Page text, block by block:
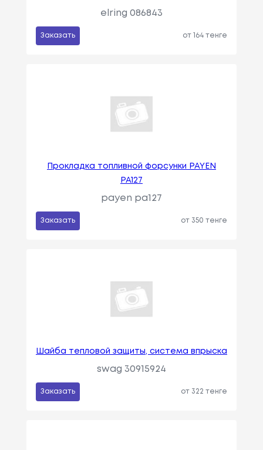
elring 086843
Заказать от 164 тенге
Прокладка топливной форсунки PAYEN
PA127
payen pa127
Заказать от 350 тенге
Шайба тепловой защиты, система впрыска
swag 30915924
Заказать от 322 тенге